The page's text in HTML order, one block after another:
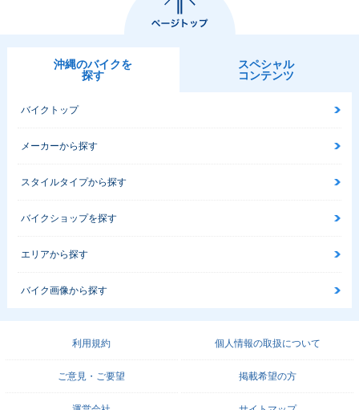
沖縄のバイクを
探す
スペシャル
コンテンツ
バイクトップ
メーカーから探す
スタイルタイプから探す
バイクショップを探す
エリアから探す
バイク画像から探す
利用規約 個人情報の取扱について
ご意見・ご要望 掲載希望の方